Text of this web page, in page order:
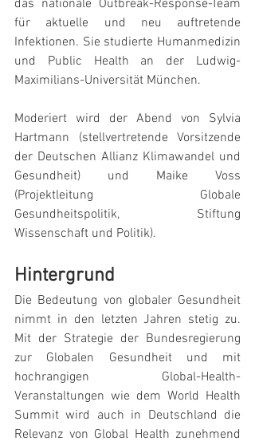
das nationale Outbreak-Response-Team
für aktuelle und neu auftretende
Infektionen. Sie studierte Humanmedizin
und Public Health an der Ludwig-
Maximilians-Universität München.
Moderiert wird der Abend von Sylvia
Hartmann (stellvertretende Vorsitzende
der Deutschen Allianz Klimawandel und
Gesundheit) und Maike Voss
(Projektleitung Globale
Gesundheitspolitik, Stiftung
Wissenschaft und Politik).
Hintergrund
Die Bedeutung von globaler Gesundheit
nimmt in den letzten Jahren stetig zu.
Mit der Strategie der Bundesregierung
zur Globalen Gesundheit und mit
hochrangigen Global-Health-
Veranstaltungen wie dem World Health
Summit wird auch in Deutschland die
Relevanz von Global Health zunehmend